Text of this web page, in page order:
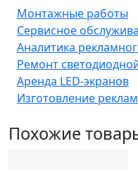
Монтажные работы
Сервисное
Аналитика
Ремонт
Аренда LED-экранов
Изготовление
Похожие